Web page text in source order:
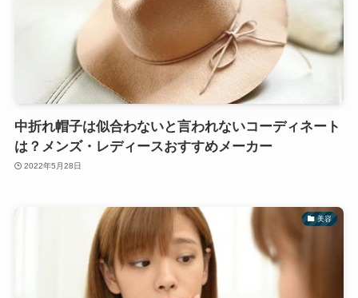
中折れ帽子は似合わないと言われないコーディネート
は？メンズ・レディースおすすめメーカー
2022年5月28日
美容